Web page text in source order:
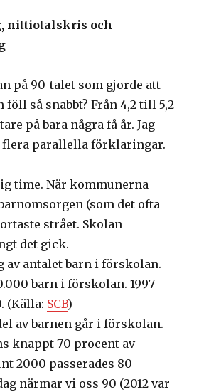
nittiotalskris och
på 90-talet som gjorde att
så snabbt? Från 4,2 till 5,2
på bara några få år. Jag
parallella förklaringar.
time. När kommunerna
(som det ofta
strået. Skolan
det gick.
av antalet barn i förskolan.
barn i förskolan. 1997
(Källa: SCB)
av barnen går i förskolan.
knappt 70 procent av
2000 passerades 80
närmar vi oss 90 (2012 var